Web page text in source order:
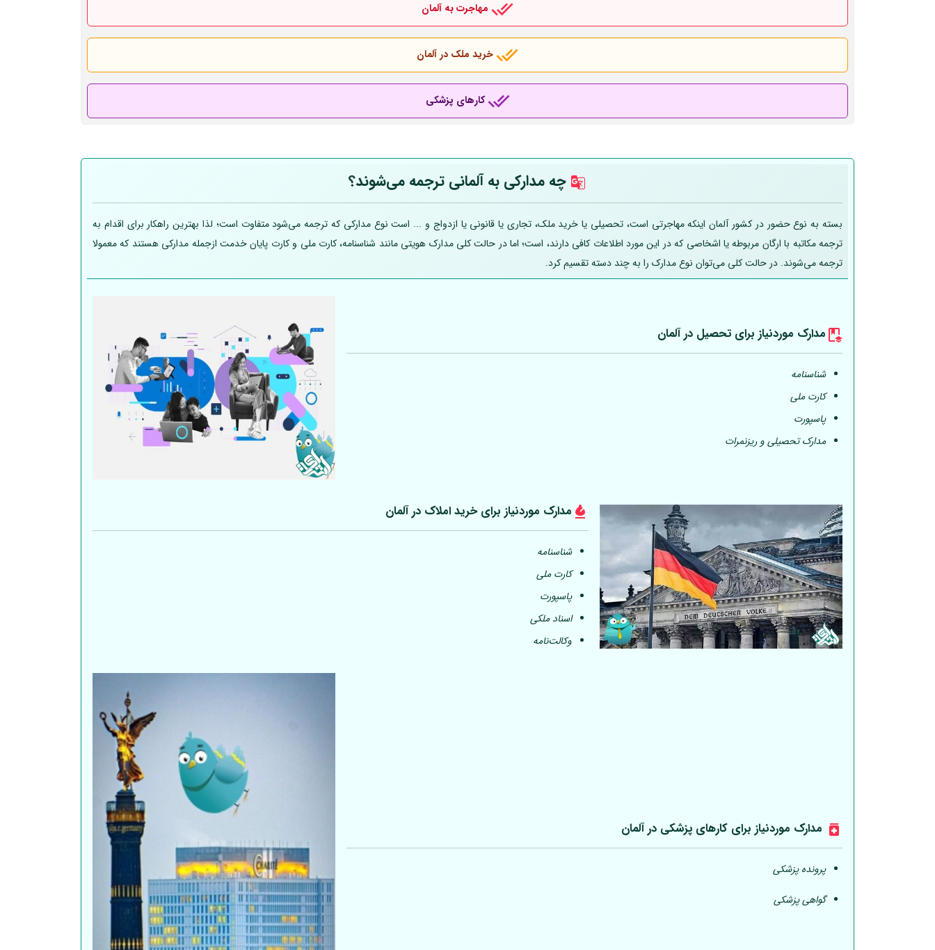
مهاجرت به آلمان
خرید ملک در آلمان
کارهای پزشکی
چه مدارکی بهآلمانی ترجمه می‌شوند؟
بسته به نوع حضور در کشور آلمان اینکه مهاجرتی است، تحصیلی یا خرید ملک، تجاری یا قانونی یا ازدواج و ... است نوع مدارکی که ترجمه می‌شود متفاوت است؛ لذا بهترین راهکار برای اقدام به
ترجمه مکاتبه با ارگان مربوطه یا اشخاصی که در این مورد اطلاعات کافی دارند، است؛ اما در حالت کلی مدارک هویتی مانند شناسنامه، کارت ملی و کارت پایان خدمت ازجمله مدارکی هستند که معمولا
ترجمه می‌شوند. در حالت کلی می‌توان نوع مدارک را به چند دسته تقسیم کرد.
مدارک موردنیاز برای تحصیل درآلمان
شناسنامه
کارت ملی
پاسپورت
مدارک تحصیلی و ریزنمرات
مدارک موردنیاز برای خرید املاک درآلمان
شناسنامه
کارت ملی
پاسپورت
اسناد ملکی
وکالت‌نامه
مدارک موردنیاز برای کارهای پزشکی درآلمان
پرونده پزشکی
گواهی پزشکی